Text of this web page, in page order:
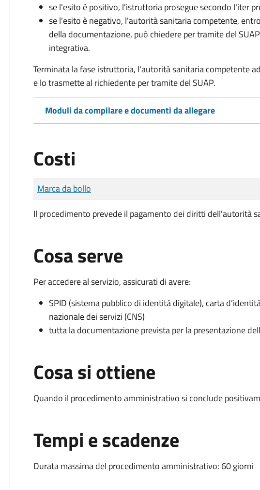
se l'esito è positivo, l'istruttoria prosegue secondo l'iter
se l'esito è negativo, l'autorità sanitaria competente,
della documentazione, può chiedere per tramite del
integrativa.
Terminata la fase istruttoria, l'autorità sanitaria competente
e lo trasmette al richiedente per tramite del SUAP.
Moduli da compilare e documenti da allegare
Costi
Tipo di pagamento
Importo
Marca da bollo
Il procedimento prevede il pagamento dei diritti dell'autorità
Cosa serve
Per accedere al servizio, assicurati di avere:
SPID (sistema pubblico di identità digitale), carta
nazionale dei servizi (CNS)
tutta la documentazione prevista per la presentazione
Cosa si ottiene
Quando il procedimento amministrativo si conclude
Tempi e scadenze
Durata massima del procedimento amministrativo: 60 giorni